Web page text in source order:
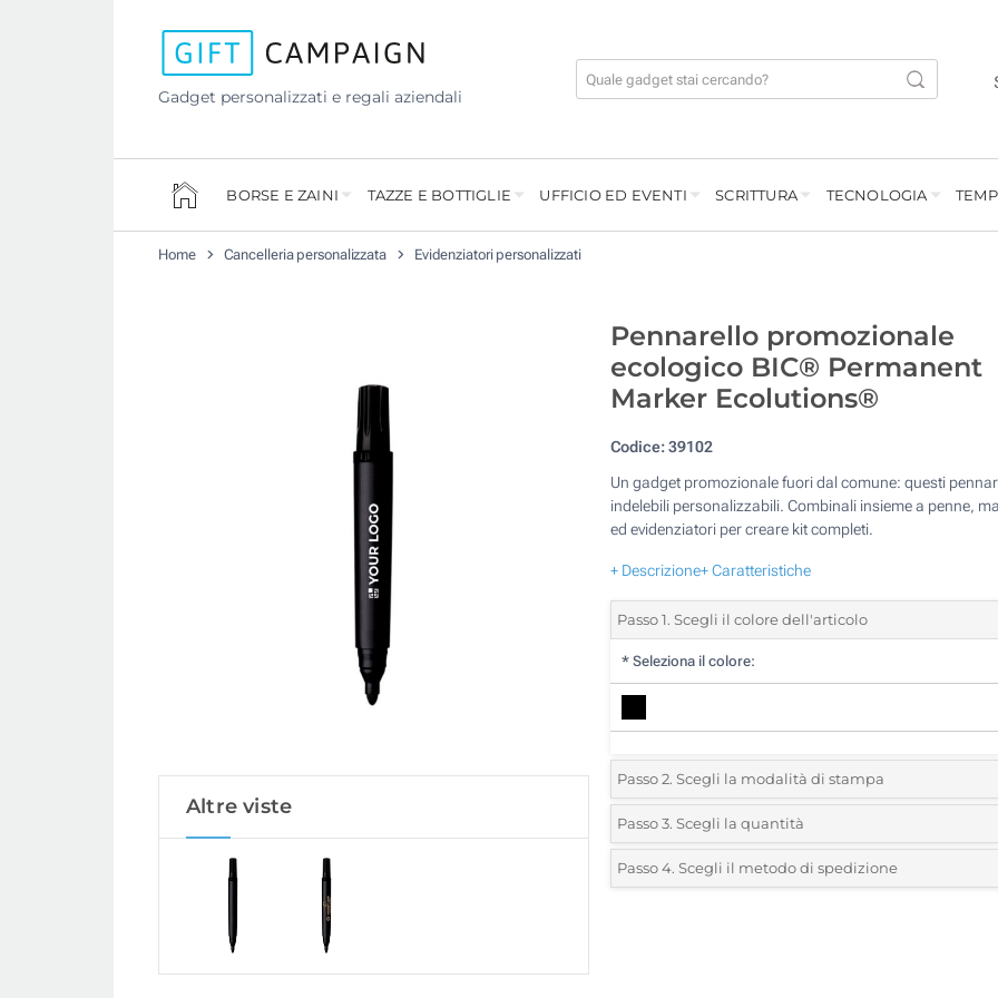
Gadget personalizzati e regali aziendali
BORSE E ZAINI TAZZE E BOTTIGLIE UFFICIO ED EVENTI SCRITTURA TECNOLOGIA
Home Cancelleria personalizzata Evidenziatori personalizzati
Altre viste
Pennarello promozionale
ecologico BIC® Permanent
Marker Ecolutions®
Codice: 39102
Un gadget promozionale fuori dal comune: questi
indelebili personalizzabili. Combinali insieme a penne,
ed evidenziatori per creare kit completi.
+ Descrizione+ Caratteristiche
Passo 1. Scegli il colore dell'articolo
* Seleziona il colore:
Passo 2. Scegli la modalità di stampa
*Seleziona la posizione di stampa e il colore del vostro
1 Colore (Sul corpo)
Passo 3. Scegli la quantità
*Quantità desiderata:
Passo 4. Scegli il metodo di spedizione